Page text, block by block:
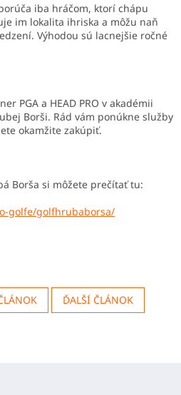
iba hráčom, ktorí chápu
im lokalita ihriska a môžu naň
Výhodou sú lacnejšie ročné
PGA a HEAD PRO v akadémii
Borši. Rád vám ponúkne služby
okamžite zakúpiť.
Borša si môžete prečítať tu:
golfe/golfhrubaborsa/
ĎALŠÍ ČLÁNOK